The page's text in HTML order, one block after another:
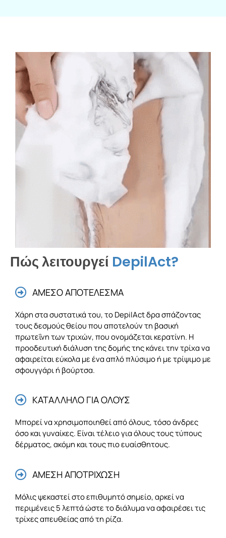
Πώς λειτουργεί DepilAct?
ΑΜΕΣΟ ΑΠΟΤΕΛΕΣΜΑ
Χάρη στα συστατικά του, το DepilAct δρα σπάζοντας
τους δεσμούς θείου που αποτελούν τη βασική
πρωτεΐνη των τριχών, που ονομάζεται κερατίνη. Η
προοδευτική διάλυση της δομής της κάνει την τρίχα να
αφαιρείται εύκολα με ένα απλό πλύσιμο ή με τρίψιμο με
σφουγγάρι ή βούρτσα.
ΚΑΤΑΛΛΗΛΟ ΓΙΑ ΟΛΟΥΣ
Μπορεί να χρησιμοποιηθεί από όλους, τόσο άνδρες
όσο και γυναίκες. Είναι τέλειο για όλους τους τύπους
δέρματος, ακόμη και τους πιο ευαίσθητους.
ΑΜΕΣΗ ΑΠΟΤΡΙΧΩΣΗ
Μόλις ψεκαστεί στο επιθυμητό σημείο, αρκεί να
περιμένεις 5 λεπτά ώστε το διάλυμα να αφαιρέσει τις
τρίχες απευθείας από τη ρίζα.